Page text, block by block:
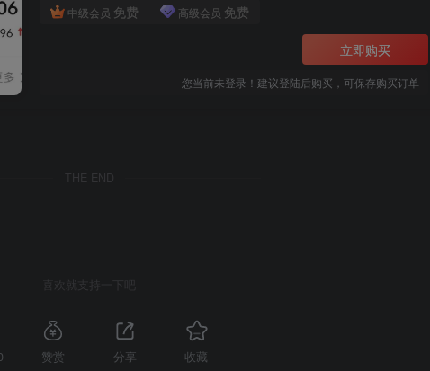
中级会员 免费 高级会员 免费
立即购买
您当前未登录！建议登陆后购买，可保存购买订单
THE END
喜欢就支持一下吧
赞赏 分享 收藏